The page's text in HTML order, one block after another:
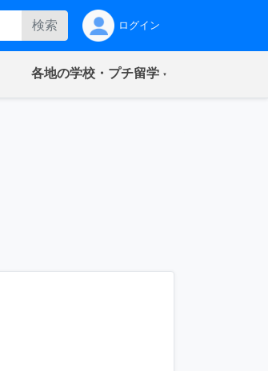
検索 ログイン
各地の学校・プチ留学(current)